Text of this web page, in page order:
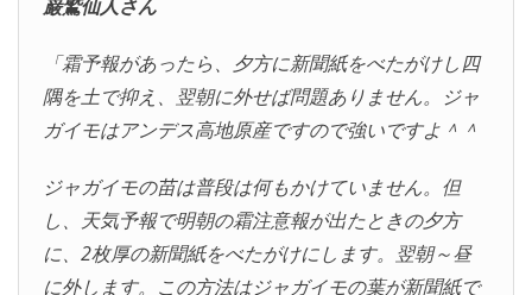
巌鷲仙人さん
「霜予報があったら、夕方に新聞紙をべたがけし四
隅を土で抑え、翌朝に外せば問題ありません。ジャ
ガイモはアンデス高地原産ですので強いですよ＾＾
ジャガイモの苗は普段は何もかけていません。但
し、天気予報で明朝の霜注意報が出たときの夕方
に、2枚厚の新聞紙をべたがけにします。翌朝～昼
に外します。この方法はジャガイモの葉が新聞紙で